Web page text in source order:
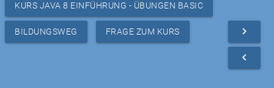
KURS JAVA 8 EINFÜHRUNG - ÜBUNGEN BASIC
BILDUNGSWEG FRAGE ZUM KURS navigate_next
navigate_before